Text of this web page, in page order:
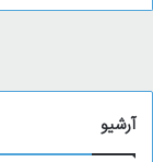
آرشیو